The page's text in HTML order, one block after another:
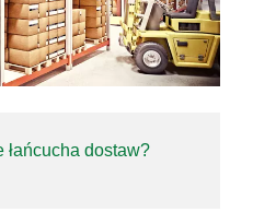
łańcucha dostaw?